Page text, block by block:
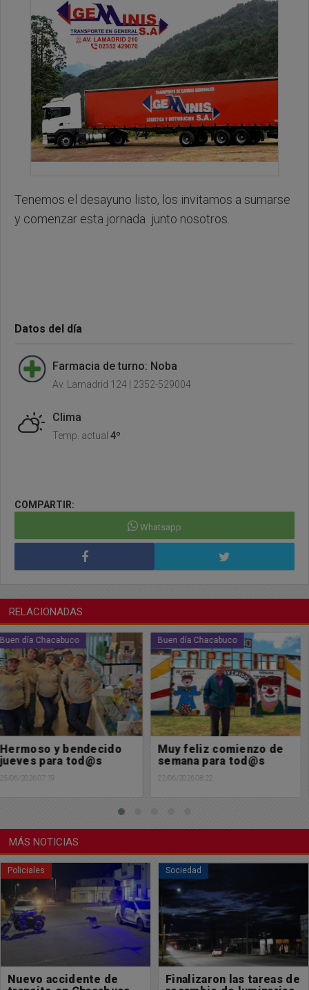
Tenemos el desayuno listo, los invitamos a sumarse
y comenzar esta jornada junto nosotros.
Datos del día
Farmacia de turno: Noba
Av. Lamadrid 124 | 2352-529004
Clima
Temp. actual 4º
COMPARTIR:
Whatsapp
RELACIONADAS
Buen día Chacabuco
Muy feliz comienzo de
semana para tod@s
22/06/2026 08:22
Buen día Chacabuco
Feliz día de la Bandera
19/06/2026 23:34
MÁS NOTICIAS
Sociedad
Finalizaron las tareas de
Sociedad
Golía hizo entrega de